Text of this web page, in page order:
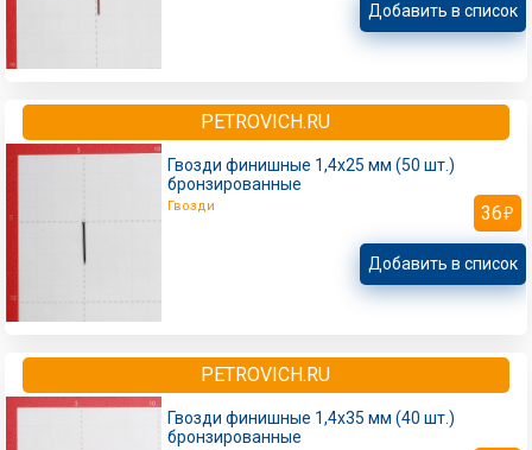
Добавить в список
PETROVICH.RU
Гвозди финишные 1,4x25 мм (50 шт.)
бронзированные
Гвозди 36
Добавить в список
PETROVICH.RU
Гвозди финишные 1,4x35 мм (40 шт.)
бронзированные